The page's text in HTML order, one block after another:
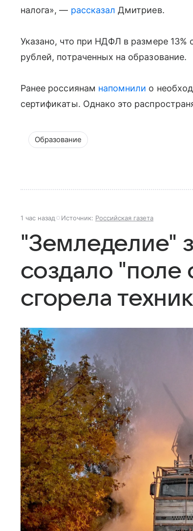
налога», — рассказал Дмитриев.
Указано, что при НДФЛ в размере
рублей, потраченных на образование.
Ранее россиянам напомнили о
сертификаты. Однако это
Образование
1 час назад Источник: Российская газета
"Земледелие"
создало "поле
сгорела